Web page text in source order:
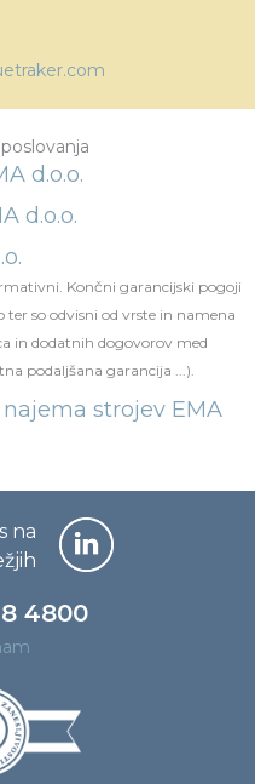
d.o.o.
d.o.o.
Končni garancijski pogoji
so odvisni od vrste in namena
in dodatnih dogovorov med
podaljšana garancija ...).
strojev EMA
na
4800